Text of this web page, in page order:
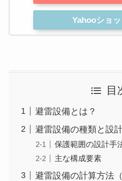
Yahooショ
目
避雷設備とは？
避雷設備の種類と設
保護範囲の設計手
主な構成要素
避雷設備の計算方法